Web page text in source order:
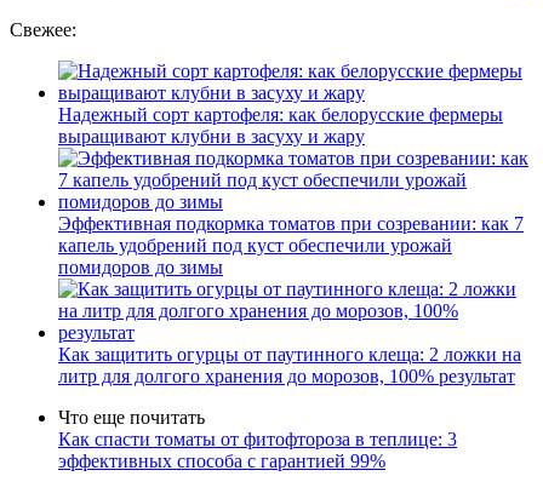
Свежее:
Надежный сорт картофеля: как белорусские фермеры
выращивают клубни в засуху и жару
Эффективная подкормка томатов при созревании: как 7
капель удобрений под куст обеспечили урожай
помидоров до зимы
Как защитить огурцы от паутинного клеща: 2 ложки на
литр для долгого хранения до морозов, 100% результат
Что еще почитать
Как спасти томаты от фитофтороза в теплице: 3
эффективных способа с гарантией 99%